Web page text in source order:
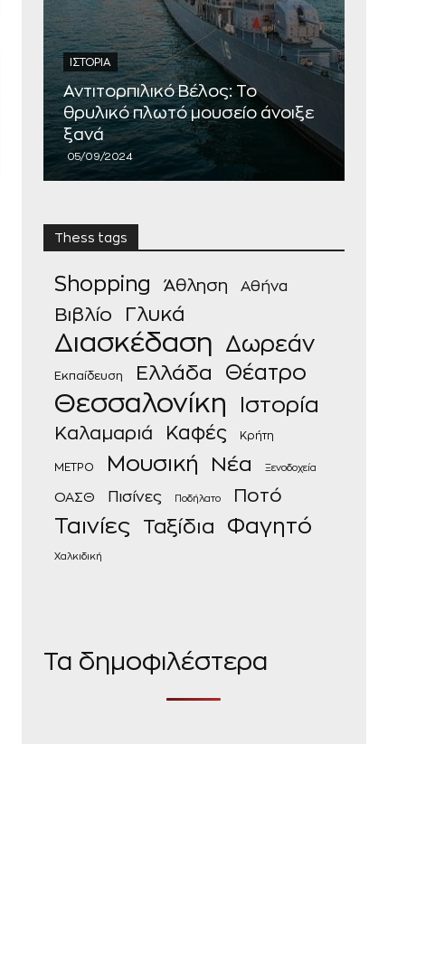
ΙΣΤΟΡΊΑ
Αντιτορπιλικό Βέλος: Το
θρυλικό πλωτό μουσείο άνοιξε
ξανά
05/09/2024
Thess tags
Shopping Άθληση Αθήνα
Βιβλίο Γλυκά
Διασκέδαση Δωρεάν
Εκπαίδευση Ελλάδα Θέατρο
Θεσσαλονίκη Ιστορία
Καλαμαριά Καφές Κρήτη
ΜΕΤΡΟ Μουσική Νέα Ξενοδοχεία
ΟΑΣΘ Πισίνες Ποδήλατο Ποτό
Ταινίες Ταξίδια Φαγητό
Χαλκιδική
Τα δημοφιλέστερα